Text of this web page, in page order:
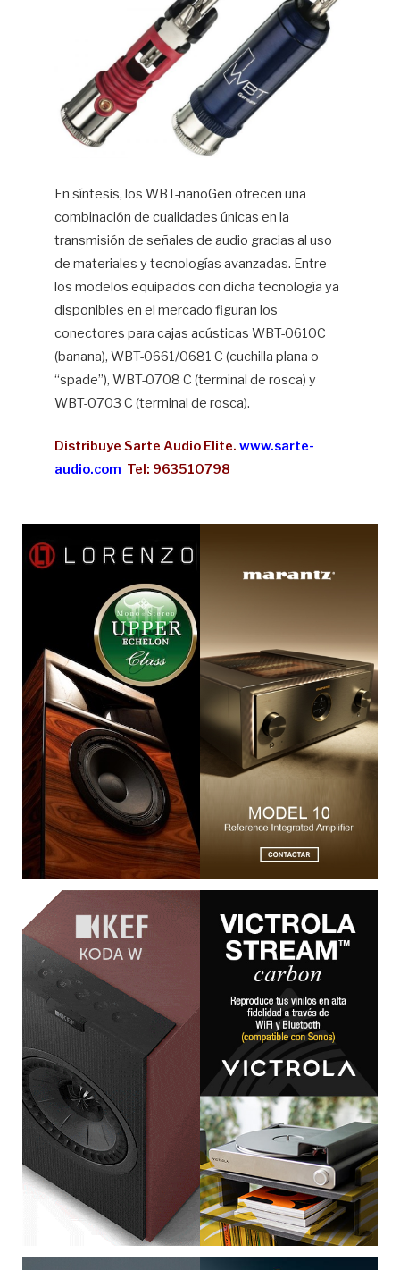
En síntesis, los WBT-nanoGen ofrecen una
combinación de cualidades únicas en la
transmisión de señales de audio gracias al uso
de materiales y tecnologías avanzadas. Entre
los modelos equipados con dicha tecnología ya
disponibles en el mercado figuran los
conectores para cajas acústicas WBT-0610C
(banana), WBT-0661/0681 C (cuchilla plana o
“spade”), WBT-0708 C (terminal de rosca) y
WBT-0703 C (terminal de rosca).
Distribuye Sarte Audio Elite. www.sarte-
audio.com Tel: 963510798